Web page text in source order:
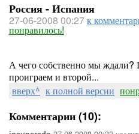
Россия - Испания
27-06-2008 00:27к
понравилось!
А чего собственно мы ждали?
проиграем и второй...
вверх^ к полной версии
Комментарии (10):